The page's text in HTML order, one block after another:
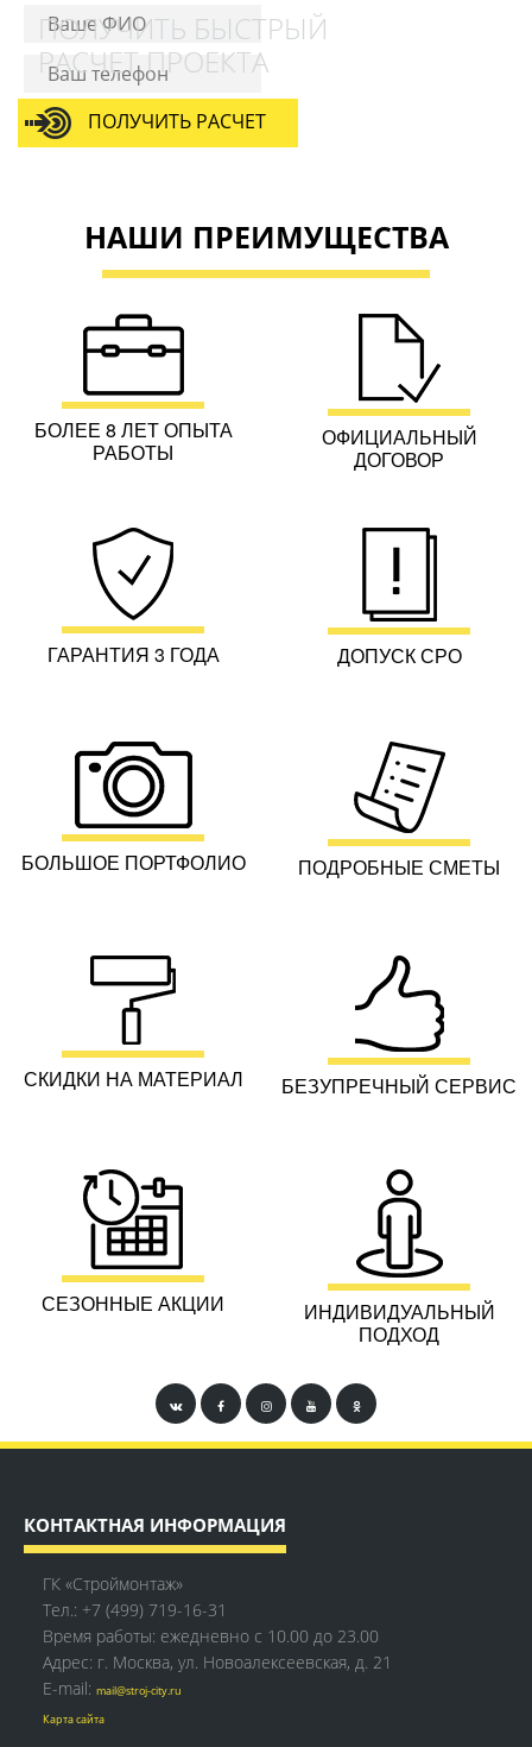
ПОЛУЧИТЬ БЫСТРЫЙ
РАСЧЕТ ПРОЕКТА
ПОЛУЧИТЬ РАСЧЕТ
НАШИ ПРЕИМУЩЕСТВА
БОЛЕЕ 8 ЛЕТ ОПЫТА
РАБОТЫ
ОФИЦИАЛЬНЫЙ
ДОГОВОР
ГАРАНТИЯ 3 ГОДА ДОПУСК СРО
БОЛЬШОЕ ПОРТФОЛИО ПОДРОБНЫЕ СМЕТЫ
СКИДКИ НА МАТЕРИАЛ БЕЗУПРЕЧНЫЙ СЕРВИС
СЕЗОННЫЕ АКЦИИ
ИНДИВИДУАЛЬНЫЙ
ПОДХОД
КОНТАКТНАЯ ИНФОРМАЦИЯ
ГК «Строймонтаж»
Тел.: +7 (499) 719-16-31
Время работы: ежедневно с 10.00 до 23.00
Адрес: г. Москва, ул. Новоалексеевская, д. 21
E-mail: mail@stroj-city.ru
Карта сайта